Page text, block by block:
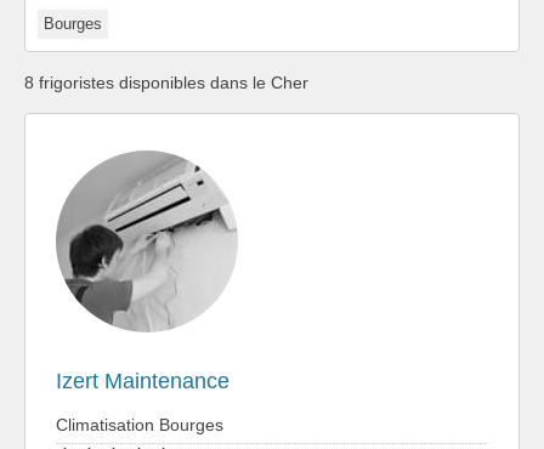
Bourges
8 frigoristes disponibles dans le Cher
Izert Maintenance
Climatisation Bourges